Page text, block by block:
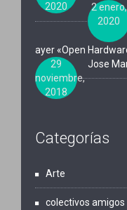
2020
2 enero,
2020
ayer «Open
Jose
29
noviembre,
2018
Categorías
Arte
colectivos amigos